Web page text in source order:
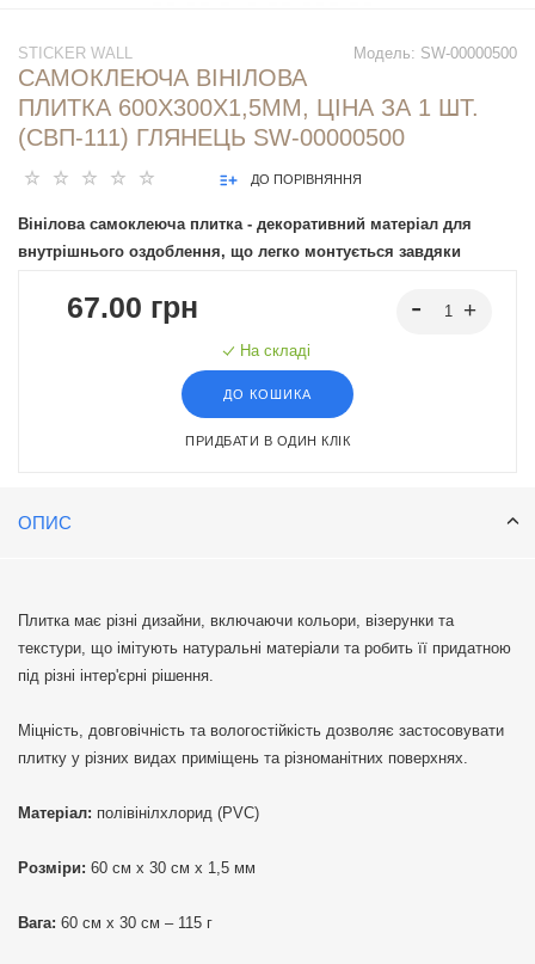
Модель: SW-00000500
STICKER WALL
САМОКЛЕЮЧА ВІНІЛОВА
ПЛИТКА 600Х300Х1,5ММ, ЦІНА ЗА 1 ШТ.
(СВП-111) ГЛЯНЕЦЬ SW-00000500
ДО ПОРІВНЯННЯ
Вінілова самоклеюча плитка - декоративний матеріал для
внутрішнього оздоблення, що легко монтується завдяки
67.00 грн
На складі
ДО КОШИКА
ПРИДБАТИ В ОДИН КЛІК
ОПИС
Плитка має різні дизайни, включаючи кольори, візерунки та
текстури, що імітують натуральні матеріали та робить її придатною
під різні інтер'єрні рішення.
Міцність, довговічність та вологостійкість дозволяє застосовувати
плитку у різних видах приміщень та різноманітних поверхнях.
Матеріал: полівінілхлорид (PVC)
Розміри: 60 см х 30 см х 1,5 мм
Вага: 60 см х 30 см – 115 г